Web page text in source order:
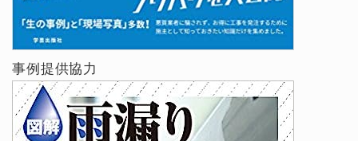
事例提供協力